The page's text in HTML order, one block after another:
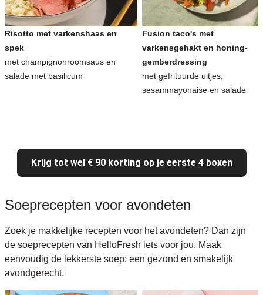
Risotto met varkenshaas en
spek
met champignonroomsaus en
salade met basilicum
Fusion taco's met
varkensgehakt en honing-
gemberdressing
met gefrituurde uitjes,
sesammayonaise en salade
Krijg tot wel € 90 korting op je eerste 4 boxen
Soeprecepten voor avondeten
Zoek je makkelijke recepten voor het avondeten? Dan zijn
de soeprecepten van HelloFresh iets voor jou. Maak
eenvoudig de lekkerste soep: een gezond en smakelijk
avondgerecht.